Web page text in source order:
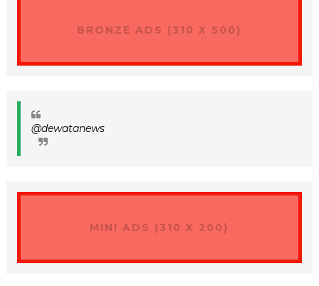
BRONZE ADS (310 X 500)
@dewatanews
MINI ADS (310 X 200)